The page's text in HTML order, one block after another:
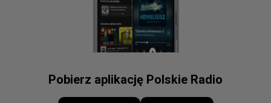
Pobierz aplikację Polskie Radio